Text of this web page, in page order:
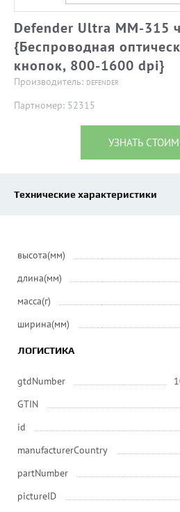
Defender Ultra MM-315
{Беспроводная
кнопок, 800-1600 dpi}
Производитель: DEFENDER
Партномер: 52315
УЗНАТЬ
Технические характеристики
высота(мм)
длина(мм)
масса(г)
ширина(мм)
ЛОГИСТИКА
gtdNumber
GTIN
id
manufacturerCountry
partNumber
pictureID